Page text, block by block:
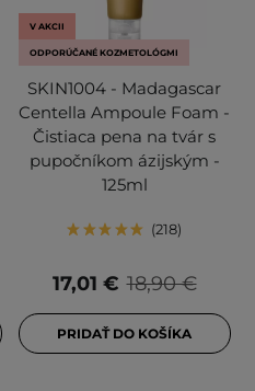
V AKCII
ODPORÚČANÉ KOZMETOLÓGMI
SKIN1004 - Madagascar
Centella Ampoule Foam -
Čistiaca pena na tvár s
pupočníkom ázijským -
125ml
218
18,90 €
17,01 €
PRIDAŤ DO KOŠÍKA